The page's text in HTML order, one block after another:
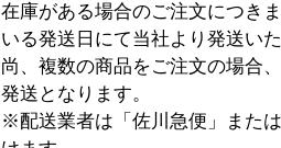
在庫がある場合のご注文につき
いる発送日にて当社より発送い
尚、複数の商品をご注文の場合
発送となります。
※配送業者は「佐川急便」また